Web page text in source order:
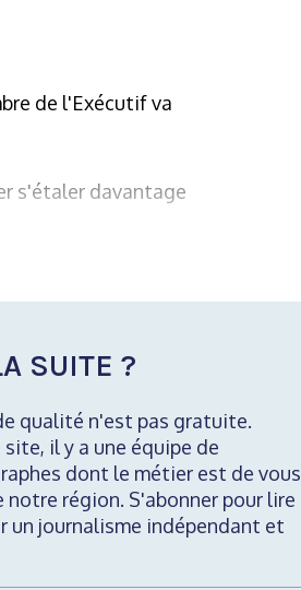
de l'Exécutif va
s'étaler davantage
SUITE ?
qualité n'est pas gratuite.
il y a une équipe de
dont le métier est de vous
région. S'abonner pour lire
un journalisme indépendant et